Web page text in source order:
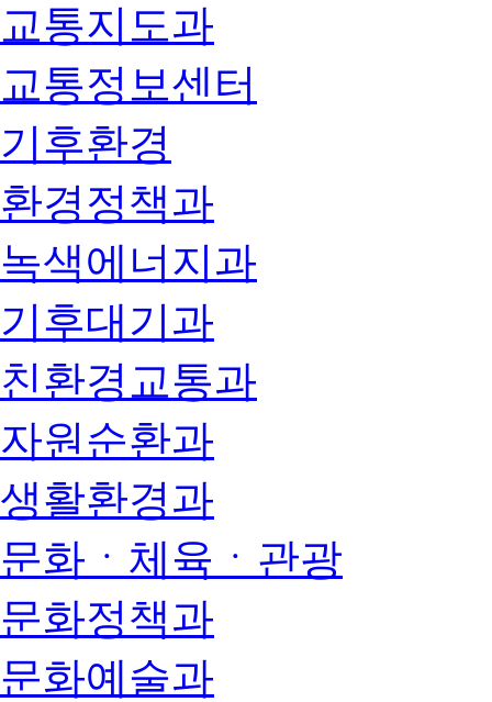
교통지도과
교통정보센터
기후환경
환경정책과
녹색에너지과
기후대기과
친환경교통과
자원순환과
생활환경과
문화ㆍ체육ㆍ관광
문화정책과
문화예술과